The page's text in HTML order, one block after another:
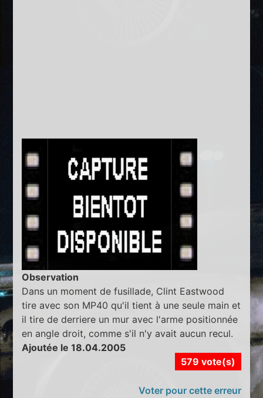
Observation
Dans un moment de fusillade, Clint Eastwood
tire avec son MP40 qu'il tient à une seule main et
il tire de derriere un mur avec l'arme positionnée
en angle droit, comme s'il n'y avait aucun recul.
Ajoutée le 18.04.2005
579 vote(s)
Voter pour cette erreur